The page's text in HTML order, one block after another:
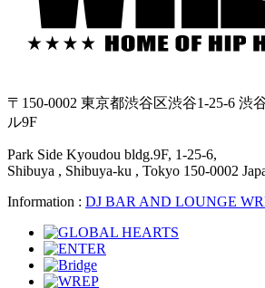
〒150-0002 東京都渋谷区渋谷1-25-6 渋
ル9F
Park Side Kyoudou bldg.9F, 1-25-6,
Shibuya , Shibuya-ku , Tokyo 150-0002
Information : DJ BAR AND LOUNGE